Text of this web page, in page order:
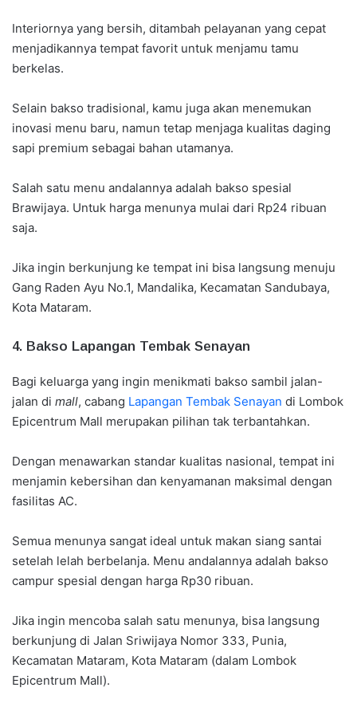
Interiornya yang bersih, ditambah pelayanan yang cepat
menjadikannya tempat favorit untuk menjamu tamu
berkelas.
Selain bakso tradisional, kamu juga akan menemukan
inovasi menu baru, namun tetap menjaga kualitas daging
sapi premium sebagai bahan utamanya.
Salah satu menu andalannya adalah bakso spesial
Brawijaya. Untuk harga menunya mulai dari Rp24 ribuan
saja.
Jika ingin berkunjung ke tempat ini bisa langsung menuju
Gang Raden Ayu No.1, Mandalika, Kecamatan Sandubaya,
Kota Mataram.
4. Bakso Lapangan Tembak Senayan
Bagi keluarga yang ingin menikmati bakso sambil jalan-
jalan di mall, cabang Lapangan Tembak Senayan di Lombok
Epicentrum Mall merupakan pilihan tak terbantahkan.
Dengan menawarkan standar kualitas nasional, tempat ini
menjamin kebersihan dan kenyamanan maksimal dengan
fasilitas AC.
Semua menunya sangat ideal untuk makan siang santai
setelah lelah berbelanja. Menu andalannya adalah bakso
campur spesial dengan harga Rp30 ribuan.
Jika ingin mencoba salah satu menunya, bisa langsung
berkunjung di Jalan Sriwijaya Nomor 333, Punia,
Kecamatan Mataram, Kota Mataram (dalam Lombok
Epicentrum Mall).